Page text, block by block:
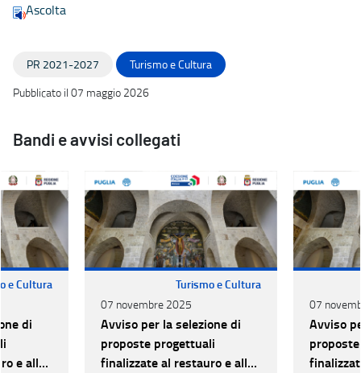
Ascolta
PR 2021-2027
Turismo e Cultura
Pubblicato il 07 maggio 2026
Bandi e avvisi collegati
e Cultura
di
e alla
Turismo e Cultura
07 novembre 2025
Avviso per la selezione di
proposte progettuali
finalizzate al restauro e alla
07
Avviso